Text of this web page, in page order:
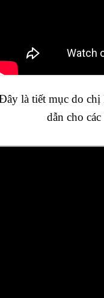
là tiết mục do chị
dẫn cho